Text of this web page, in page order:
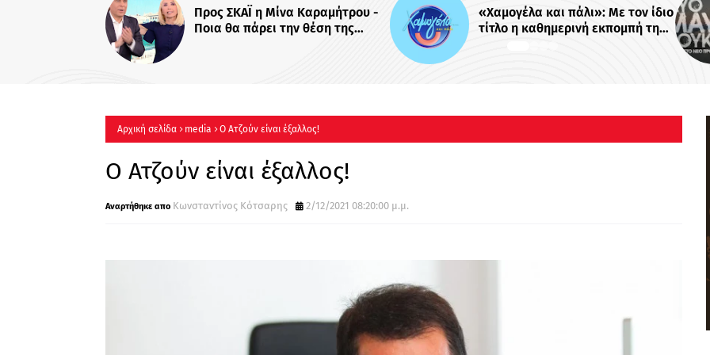
«Χαμογέλα και πάλι»: Με τον ίδιο
τίτλο η καθημερινή εκπομπή της
Σίσσυς Χρηστίδου στο Mega -
Το πρώτο trailer της σειράς
MEGA «Δυο μαύρα
Αρχική σελίδα media Ο Ατζούν είναι έξαλλος!
Ο Ατζούν είναι έξαλλος!
Κωνσταντίνος Κότσαρης 2/12/2021 08:20:00 μ.μ.